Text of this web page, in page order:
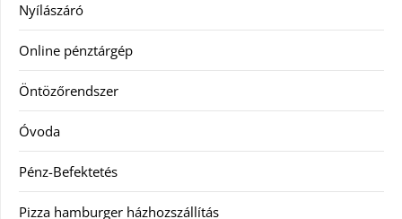
Nyílászáró
Online pénztárgép
Öntözőrendszer
Óvoda
Pénz-Befektetés
Pizza hamburger házhozszállítás